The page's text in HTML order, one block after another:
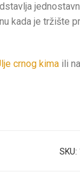
kada je tržište
crnog kima ili
SKU: